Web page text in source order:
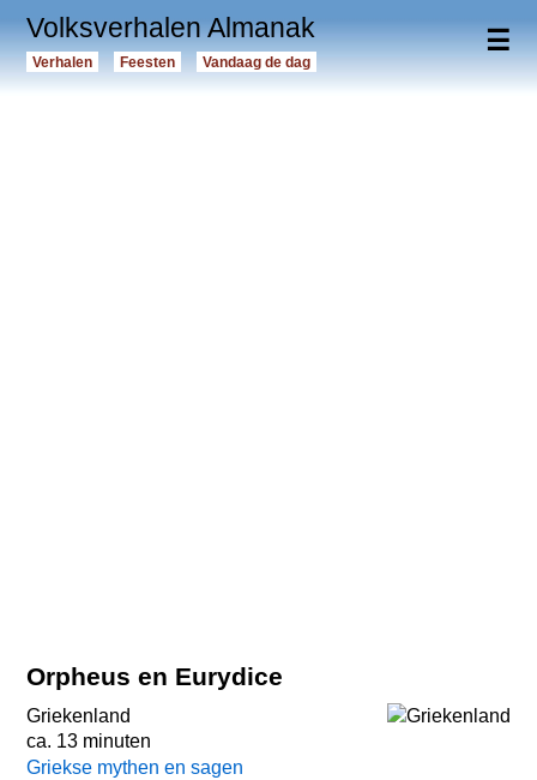
☰
Volksverhalen Almanak
Verhalen Feesten Vandaag de dag
Orpheus en Eurydice
Griekenland
ca. 13 minuten
Griekse mythen en sagen